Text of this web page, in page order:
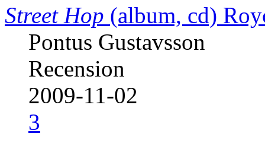
Street Hop (album, cd)
Pontus Gustavsson
Recension
2009-11-02
3